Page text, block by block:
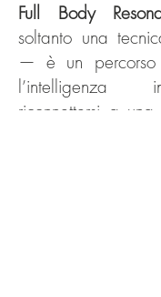
Full Body
soltanto una
— è un percorso
l’intelligenza
riconnettersi a